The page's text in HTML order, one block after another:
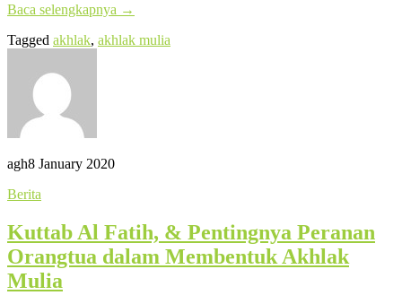
Baca selengkapnya →
Tagged akhlak, akhlak mulia
agh8 January 2020
Berita
Kuttab Al Fatih, & Pentingnya Peranan
Orangtua dalam Membentuk Akhlak
Mulia